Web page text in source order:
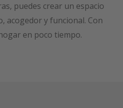
puedes crear un espacio
acogedor y funcional. Con
en poco tiempo.